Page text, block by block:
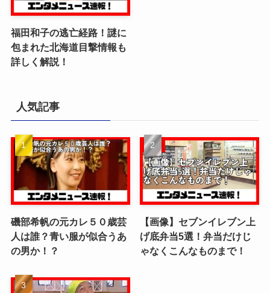
福田和子の逃亡経路！謎に
包まれた北海道目撃情報も
詳しく解説！
人気記事
磯部希帆の元カレ５０歳芸
人は誰？青い服が似合うあ
の男か！？
【画像】セブンイレブン上
げ底弁当5選！弁当だけじ
ゃなくこんなものまで！